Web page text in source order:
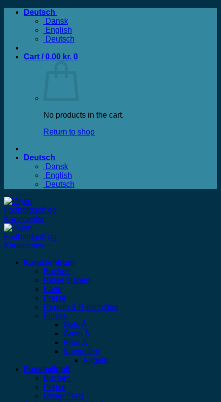
Zum
Deutsch
Dansk
English
Deutsch
Cart /0,00 kr. 0
No products in the cart.
Return to shop
Deutsch
Dansk
English
Deutsch
Kanuzentrum
Buchen
Reise planen
Karte
Preise
Regeln & Ratschläge
Flüsse
Gels Å
Gram Å
Ribe Å
Kongeåen
Angeln
Fussballgolf
Buchen
Preise
Unser Platz